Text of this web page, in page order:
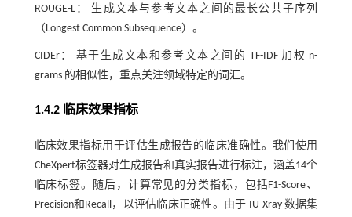
ROUGE-L： 生成文本与参考文本之间的最长公共子序列
（Longest Common Subsequence）。
CIDEr： 基于生成文本和参考文本之间的 TF-IDF 加权 n-
grams 的相似性，重点关注领域特定的词汇。
1.4.2 临床效果指标
临床效果指标用于评估生成报告的临床准确性。我们使用
CheXpert标签器对生成报告和真实报告进行标注，涵盖14个
临床标签。随后，计算常见的分类指标，包括F1-Score、
Precision和Recall，以评估临床正确性。由于 IU-Xray 数据集